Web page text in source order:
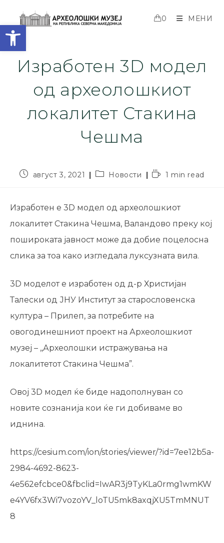
Open toolbar
0 МЕНИ
Изработен 3D модел
од археолошкиот
локалитет Стакина
Чешма
август 3, 2021 Новости 1 min read
Изработен е 3D модел од археолошкиот
локалитет Стакина Чешма, Валандово преку кој
пошироката јавност може да добие поцелосна
слика за тоа како изгледала луксузната вила.
3D моделот е изработен од д-р Христијан
Талески од ЈНУ Институт за старословенска
култура – Прилеп, за потребите на
овогодинешниот проект на Археолошкиот
музеј – ,,Археолошки истражувања на
локалитетот Стакина Чешма”.
Овој 3D модел ќе биде надополнуван со
новите сознанија кои ќе ги добиваме во
иднина.
https://cesium.com/ion/stories/viewer/?id=7ee12b5a-
2984-4692-8623-
4e562efcbce0&fbclid=IwAR3j9TyKLa0rmg1wmKW
e4YV6fx3Wi7vozoYV_loTU5mk8axqjXU5TmMNUT
8